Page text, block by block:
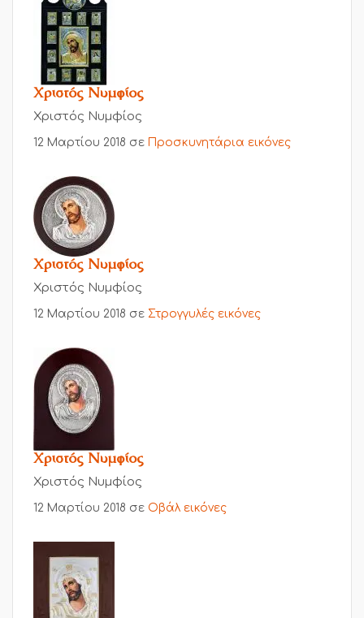
Χριστός Νυμφίος
Χριστός Νυμφίος
12 Μαρτίου 2018 σε Προσκυνητάρια εικόνες
Χριστός Νυμφίος
Χριστός Νυμφίος
12 Μαρτίου 2018 σε Στρογγυλές εικόνες
Χριστός Νυμφίος
Χριστός Νυμφίος
12 Μαρτίου 2018 σε Οβάλ εικόνες